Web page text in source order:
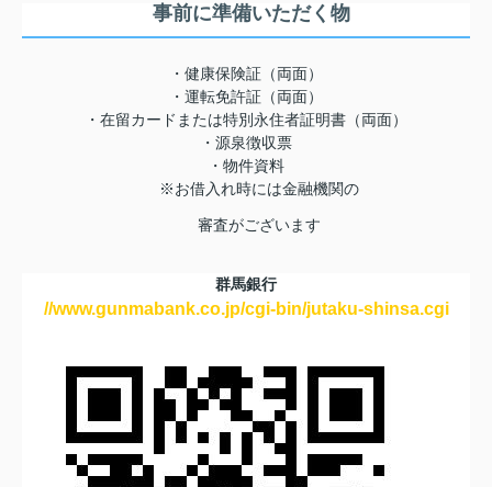
事前に準備いただく物
・健康保険証（両面）
・運転免許証（両面）
・在留カードまたは特別永住者証明書（両面）
・源泉徴収票
・物件資料
※お借入れ時には金融機関の
審査がございます
群馬銀行
//www.gunmabank.co.jp/cgi-bin/jutaku-shinsa.cgi